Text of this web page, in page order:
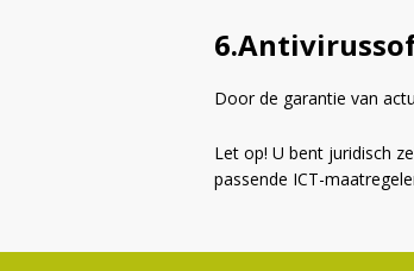
Door de garantie van
Let op! U bent juridisch
passende ICT-